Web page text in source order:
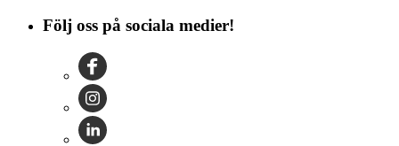
Följ oss på sociala medier!